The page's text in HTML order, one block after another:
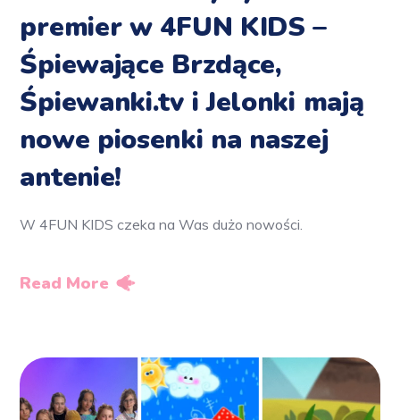
premier w 4FUN KIDS –
Śpiewające Brzdące,
Śpiewanki.tv i Jelonki mają
nowe piosenki na naszej
antenie!
W 4FUN KIDS czeka na Was dużo nowości.
Read More